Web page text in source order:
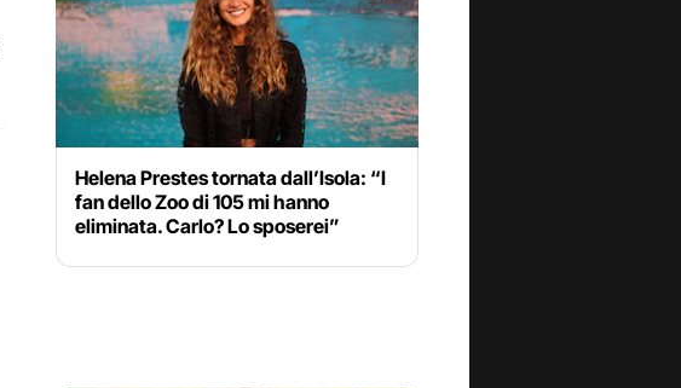
Helena Prestes tornata dall’Isola: “I
fan dello Zoo di 105 mi hanno
eliminata. Carlo? Lo sposerei”